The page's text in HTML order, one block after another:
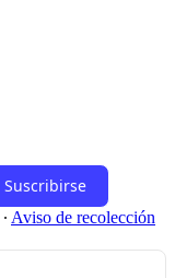
Suscribirse
∙ Aviso de recolección